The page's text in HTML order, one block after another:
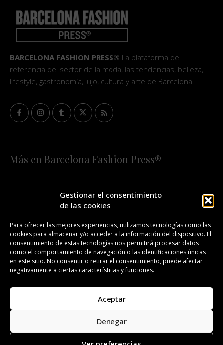
Gestionar el consentimiento
de las cookies
Para ofrecer las mejores experiencias, utilizamos tecnologías como las
cookies para almacenar y/o acceder a la información del dispositivo. El
consentimiento de estas tecnologías nos permitirá procesar datos
como el comportamiento de navegación o las identificaciones únicas
en este sitio. No consentir o retirar el consentimiento, puede afectar
negativamente a ciertas características y funciones.
Aceptar
Denegar
BARCELONA FASHION PRESS® La plataforma de
referencia del sector de la moda, las tendencias, belleza,
lifestyle, gastronomía, lujo, cultura y arte de Barcelona.
Más en Barcelona Fashion Press®
¡SUSCRÍBETE A NUESTRA FASHION NEWS!
CONTACTO REDACCIÓN PUBLICIDAD
ISSN 2385-4839 DL B 27443-2014
Todos los derechos reservados. Copyright 2008-2024.
Barcelona Fashion Press®/™ es una marca registrada.